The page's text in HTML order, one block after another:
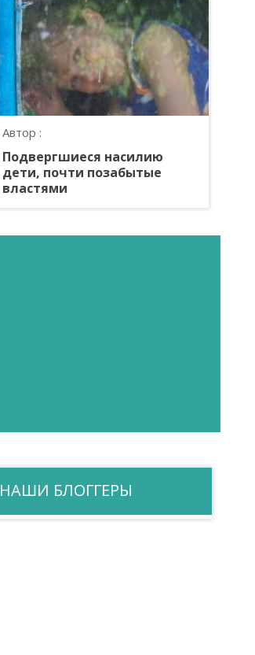
Автор :
Подвергшиеся насилию
дети, почти позабытые
властями
НАШИ БЛОГГЕРЫ